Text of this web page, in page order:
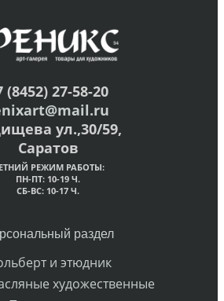
(8452) 27-58-20
ул.,30/59,
Саратов
РЕЖИМ РАБОТЫ:
ПН-ПТ: 10-19 Ч.
СБ-ВС: 10-17 Ч.
раздел
и этюдник
художественные